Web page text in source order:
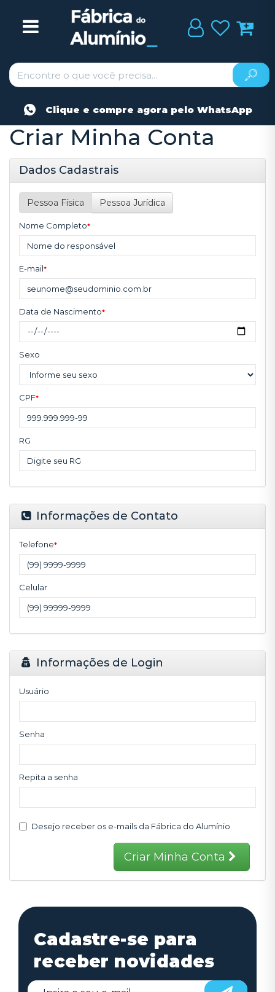
Clique e compre agora pelo WhatsApp
Criar Minha Conta
Dados Cadastrais
Pessoa Física Pessoa Jurídica
Nome Completo*
E-mail*
Data de Nascimento*
Sexo
CPF*
RG
Informações de Contato
Telefone*
Celular
Informações de Login
Usuário
Senha
Repita a senha
Desejo receber os e-mails da Fábrica do Alumínio
Criar Minha Conta
Cadastre-se para
receber novidades